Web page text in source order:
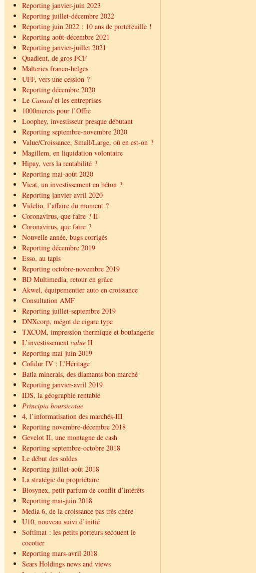
Reporting janvier-juin 2023
Reporting juillet-décembre 2022
Reporting juin 2022 : 10 ans de portefeuille !
Reporting août-décembre 2021
Reporting janvier-juillet 2021
Quadient, de gros FCF
Malteries franco-belges
UFF, vers une cession ?
Reporting décembre 2020
Le Canardet les entreprises
1000mercis pour l’Offre
Loophey, investisseur presque débutant
Reporting septembre-novembre 2020
Value/Croissance, Small/Large, où en est-on ?
Magillem, en liquidation volontaire
Hipay, vers la rentabilité ?
Reporting mai-août 2020
Vicat, un investissement en béton ?
Reporting janvier-avril 2020
Videlio, l’affaire du moment ?
Coronavirus, que faire ? II
Coronavirus, que faire ?
Nouvelle année, bugs corrigés
Reporting décembre 2019
Esso, au tapis
Reporting octobre-novembre 2019
BD Multimedia, retour en grâce
Akwel, équipementier auto en croissance
Consultation AMF
Reporting juillet-septembre 2019
DNXcorp, mégot de cigare type
TXCOM, impression thermique et boulangerie
L’investissement value II
Reporting mai-juin 2019
Cofidur IV : L’Héritage
Batla minerals, des diamants bon marché
Reporting janvier-avril 2019
IDS, la géographie rentable
Principia boursicotae
4, l’informatisation des marchés-III
Reporting novembre-décembre 2018
Gevelot II, une montagne de cash
Reporting septembre-octobre 2018
Le début des soldes
Reporting juillet-août 2018
La stratégie du propriétaire
Biosynex, petit parfum de conflit d’intérêts
Reporting mai-juin 2018
Media 6, de la croissance pas très chère
U10, nouveau suivi d’initié
Softimat : les petits porteurs secouent le
cocotier
Reporting mars-avril 2018
Sears Holdings news and views